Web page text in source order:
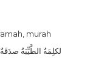
murah
senyum, dan baik tutur katanya. Sabdanya: لكلِمَةُ الطَّيِّبَةُ صدَقَةٌ